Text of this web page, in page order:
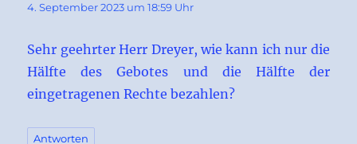
4. September 2023 um 18:59 Uhr
Sehr geehrter Herr Dreyer, wie kann ich nur die
Hälfte des Gebotes und die Hälfte der
eingetragenen Rechte bezahlen?
Antworten